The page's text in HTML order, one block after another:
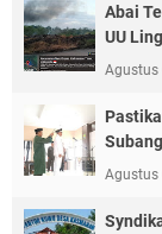
Abai
UU
Agustus
Agustus